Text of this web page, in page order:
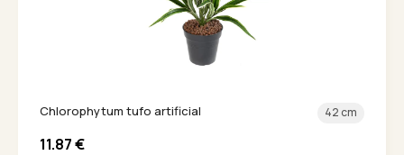
Chlorophytum tufo artificial 42 cm
11.87€